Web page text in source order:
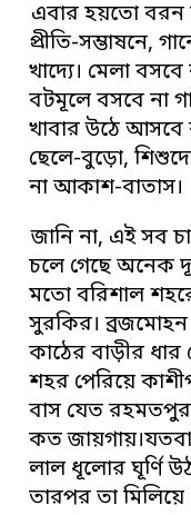
এবার হয়তো বরন
প্রীতি-
খাদ্যে। মেলা
বটমূলে বসবে না
খাবার উঠে আসবে
ছেলে-বুড়ো,
না আকাশ-বাতাস।
জানি না, এই সব
চলে গেছে অনেক
মতো বরিশাল
সুরকির।
কাঠের বাড়ীর ধার
শহর পেরিয়ে
বাস যেত
কত
লাল ধূলোর ঘূর্ণি
তারপর তা মিলিয়ে